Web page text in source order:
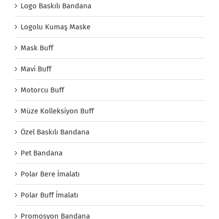
Logo Baskılı Bandana
Logolu Kumaş Maske
Mask Buff
Mavi Buff
Motorcu Buff
Müze Kolleksiyon Buff
Özel Baskılı Bandana
Pet Bandana
Polar Bere İmalatı
Polar Buff İmalatı
Promosyon Bandana